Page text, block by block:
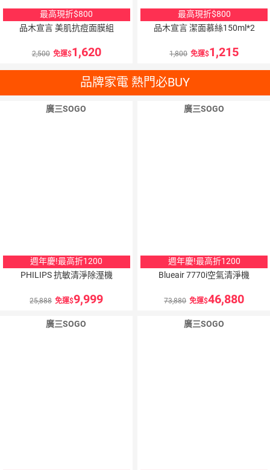
最高現折$800
品木宣言 美肌抗痘面膜組
2,500 免運 1,620
最高現折$800
品木宣言 潔面慕絲150ml*2
1,800 免運 1,215
品牌家電 熱門必BUY
廣三SOGO
週年慶!最高折1200
PHILIPS 抗敏清淨除溼機
25,888 免運 9,999
廣三SOGO
週年慶!最高折1200
Blueair 7770i空氣清淨機
73,880 免運 46,880
廣三SOGO 廣三SOGO